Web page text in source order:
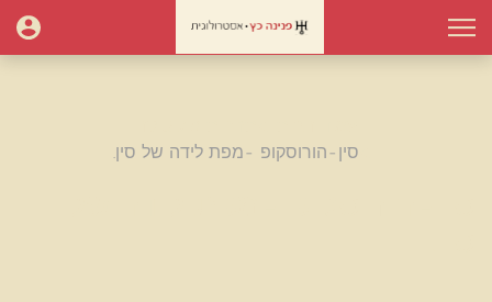
סין-הורוסקופ -מפת לידה של סין.